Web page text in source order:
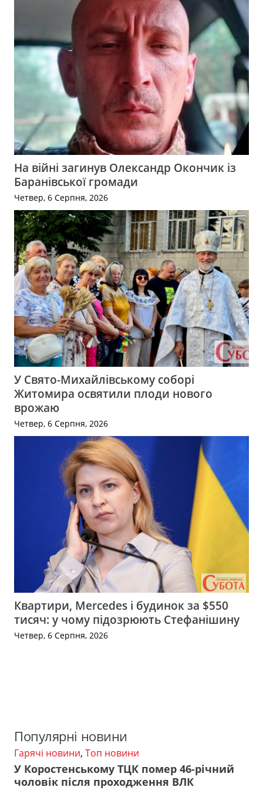
На війні загинув Олександр Окончик із
Баранівської громади
Четвер, 6 Серпня, 2026
У Свято-Михайлівському соборі
Житомира освятили плоди нового
врожаю
Четвер, 6 Серпня, 2026
Квартири, Mercedes і будинок за $550
тисяч: у чому підозрюють Стефанішину
Четвер, 6 Серпня, 2026
Популярні новини
Гарячі новини, Топ новини
У Коростенському ТЦК помер 46-річний
чоловік після проходження ВЛК